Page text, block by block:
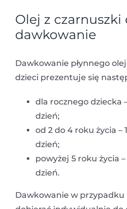
Olej z czarnuszki
dawkowanie
Dawkowanie płynnego
dzieci prezentuje się
dla rocznego dziecka
dzień;
od 2 do 4 roku życia –
dzień;
powyżej 5 roku życia –
dzień.
Dawkowanie w przypadku